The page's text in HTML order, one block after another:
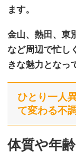
ます。
金山、熱田、東
など周辺で忙し
きな魅力となっ
ひとり一人
て変わる不
体質や年